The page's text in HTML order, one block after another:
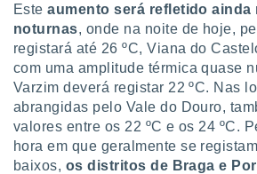
1199
Esteaumento será refletido ainda
noturnas, onde na noite de hoje,
registará até 26 ºC, Viana do
com uma amplitude térmica quase
Varzim deverá registar 22 ºC. Nas
abrangidas pelo Vale do Douro,
valores entre os 22 ºC e os 24 ºC.
hora em que geralmente se
baixos, os distritos de Braga e